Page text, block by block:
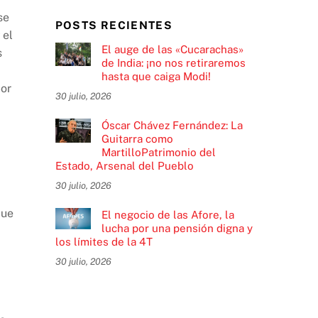
el
POSTS RECIENTES
El auge de las «Cucarachas»
de India: ¡no nos retiraremos
hasta que caiga Modi!
30 julio, 2026
Óscar Chávez Fernández: La
Guitarra como
MartilloPatrimonio del
Estado, Arsenal del Pueblo
30 julio, 2026
El negocio de las Afore, la
lucha por una pensión digna y
los límites de la 4T
30 julio, 2026